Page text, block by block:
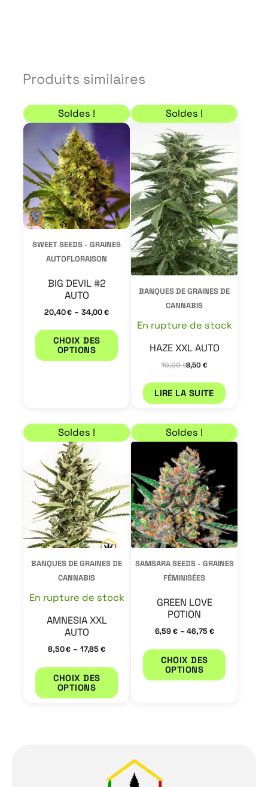
Produits similaires
Soldes !
SWEET SEEDS - GRAINES
AUTOFLORAISON
BIG DEVIL #2
AUTO
20,40€ – 34,00€
Plage de prix : 20,40 € à 34,00 €
CHOIX DES
OPTIONS
Ce
produit
plusieurs
variations.
Les
options
peuvent
être
choisies
page
Soldes !
BANQUES DE GRAINES DE
CANNABIS
En rupture de stock
HAZE XXL AUTO
10,00€
Le prix initial était :
8,50 €
Le prix actuel est :
LIRE LA SUITE
Soldes !
BANQUES DE GRAINES DE
CANNABIS
En rupture de stock
AMNESIA XXL
AUTO
8,50€ – 17,85€
Plage de prix : 8,50 € à 17,85 €
CHOIX DES
OPTIONS
Ce
plusieurs
variations.
Les
options
peuvent
choisies
produit
Soldes !
SAMSARA SEEDS - GRAINES
FÉMINISÉES
GREEN LOVE
POTION
6,59 €–46,75 €
Plage de prix : 6,59
CHOIX DES
OPTIONS
Ce
Les
options
peuvent